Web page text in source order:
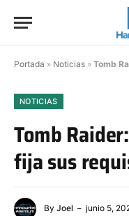
Portada » Noticias » Tomb
NOTICIAS
Tomb
fija sus
By Joel junio 5,